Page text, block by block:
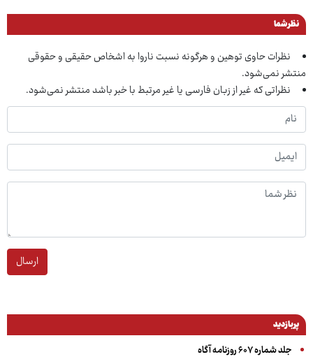
نظر شما
نظرات حاوی توهین و هرگونه نسبت ناروا به اشخاص حقیقی و حقوقی
منتشر نمی‌شود.
نظراتی که غیر از زبان فارسی یا غیر مرتبط با خبر باشد منتشر نمی‌شود.
ارسال
پربازدید
جلد شماره ۶۰۷ روزنامه آگاه